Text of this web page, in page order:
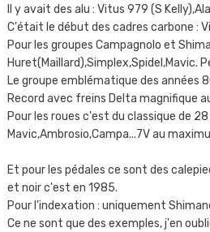
Il y avait des alu : Vitus 979 (S
C'était le début des cadres carbone :
Pour les groupes Campagnolo et
Huret(Maillard),Simplex,Spidel,Mavic.
Le groupe emblématique des années
Record avec freins Delta magnifique
Pour les roues c'est du classique de
Mavic,Ambrosio,Campa...7V au
Et pour les pédales ce sont des
et noir c'est en 1985.
Pour l'indexation : uniquement
Ce ne sont que des exemples, j'en